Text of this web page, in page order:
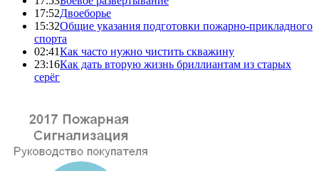
17:52Двоеборье
15:32Общие указания подготовки пожарно-прикладного
спорта
02:41Как часто нужно чистить скважину
23:16Как дать вторую жизнь бриллиантам из старых
серёг